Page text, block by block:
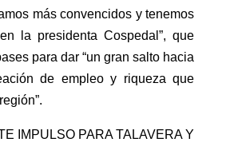
más convencidos y tenemos
la presidenta Cospedal”, que
para dar “un gran salto hacia
de empleo y riqueza que
IMPULSO PARA TALAVERA Y